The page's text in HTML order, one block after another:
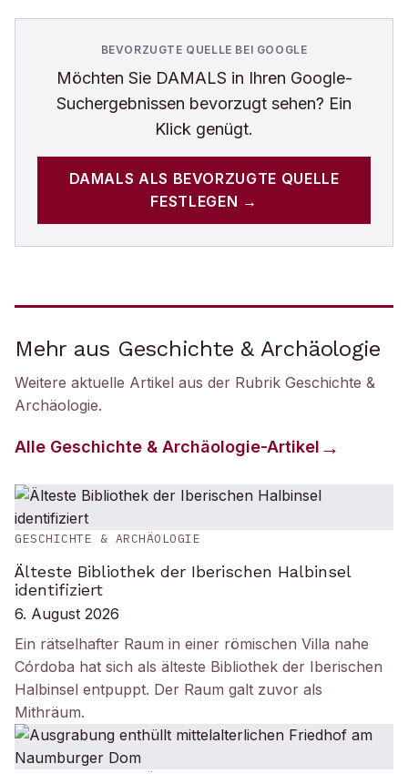
BEVORZUGTE QUELLE BEI GOOGLE
Möchten Sie DAMALS in Ihren Google-
Suchergebnissen bevorzugt sehen? Ein
Klick genügt.
DAMALS ALS BEVORZUGTE QUELLE
FESTLEGEN →
Mehr aus Geschichte & Archäologie
Weitere aktuelle Artikel aus der Rubrik Geschichte &
Archäologie.
Alle Geschichte & Archäologie-Artikel
GESCHICHTE & ARCHÄOLOGIE
Älteste Bibliothek der Iberischen Halbinsel
identifiziert
6. August 2026
Ein rätselhafter Raum in einer römischen Villa nahe
Córdoba hat sich als älteste Bibliothek der Iberischen
Halbinsel entpuppt. Der Raum galt zuvor als
Mithräum.